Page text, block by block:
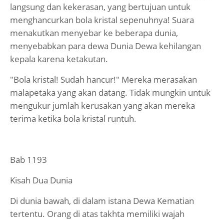
langsung dan kekerasan, yang bertujuan untuk
menghancurkan bola kristal sepenuhnya! Suara
menakutkan menyebar ke beberapa dunia,
menyebabkan para dewa Dunia Dewa kehilangan
kepala karena ketakutan.
"Bola kristal! Sudah hancur!" Mereka merasakan
malapetaka yang akan datang. Tidak mungkin untuk
mengukur jumlah kerusakan yang akan mereka
terima ketika bola kristal runtuh.
Bab 1193
Kisah Dua Dunia
Di dunia bawah, di dalam istana Dewa Kematian
tertentu. Orang di atas takhta memiliki wajah